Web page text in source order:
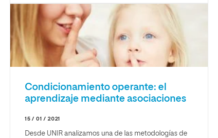
Condicionamiento operante: el
aprendizaje mediante asociaciones
15 / 01 / 2021
Desde UNIR analizamos una de las metodologías de